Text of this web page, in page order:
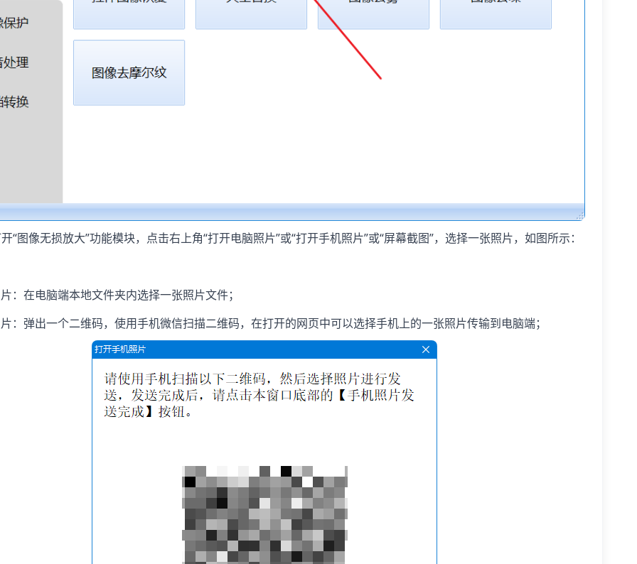
“图像无损放大”功能模块，点击右上角“打开电脑照片”或“打开手机照片”或“屏幕截图”，选择一张照片，如图所示：
：在电脑端本地文件夹内选择一张照片文件；
：弹出一个二维码，使用手机微信扫描二维码，在打开的网页中可以选择手机上的一张照片传输到电脑端；